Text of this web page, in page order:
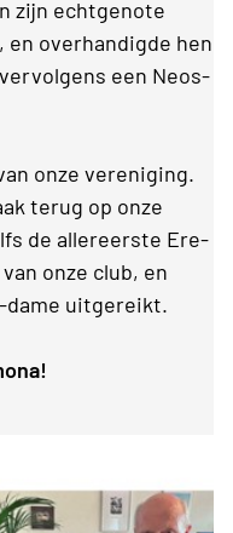
zijn echtgenote
en overhandigde hen
een Neos-
onze vereniging.
terug op onze
de allereerste Ere-
onze club, en
dame uitgereikt.